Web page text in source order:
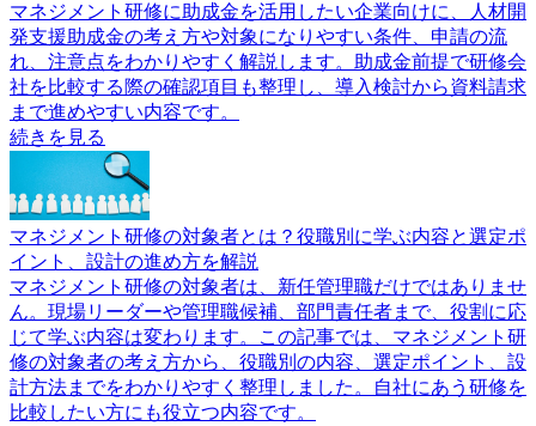
マネジメント研修に助成金を活用したい企業向けに、人材開
発支援助成金の考え方や対象になりやすい条件、申請の流
れ、注意点をわかりやすく解説します。助成金前提で研修会
社を比較する際の確認項目も整理し、導入検討から資料請求
まで進めやすい内容です。
続きを見る
マネジメント研修の対象者とは？役職別に学ぶ内容と選定ポ
イント、設計の進め方を解説
マネジメント研修の対象者は、新任管理職だけではありませ
ん。現場リーダーや管理職候補、部門責任者まで、役割に応
じて学ぶ内容は変わります。この記事では、マネジメント研
修の対象者の考え方から、役職別の内容、選定ポイント、設
計方法までをわかりやすく整理しました。自社にあう研修を
比較したい方にも役立つ内容です。